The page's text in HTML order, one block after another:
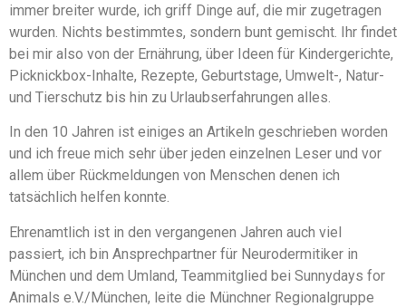
immer breiter wurde, ich griff Dinge auf, die mir zugetragen
wurden. Nichts bestimmtes, sondern bunt gemischt. Ihr findet
bei mir also von der Ernährung, über Ideen für Kindergerichte,
Picknickbox-Inhalte, Rezepte, Geburtstage, Umwelt-, Natur-
und Tierschutz bis hin zu Urlaubserfahrungen alles.
In den 10 Jahren ist einiges an Artikeln geschrieben worden
und ich freue mich sehr über jeden einzelnen Leser und vor
allem über Rückmeldungen von Menschen denen ich
tatsächlich helfen konnte.
Ehrenamtlich ist in den vergangenen Jahren auch viel
passiert, ich bin Ansprechpartner für Neurodermitiker in
München und dem Umland, Teammitglied bei Sunnydays for
Animals e.V./München, leite die Münchner Regionalgruppe